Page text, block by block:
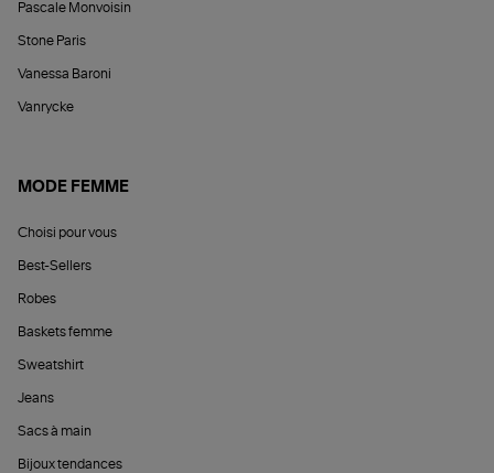
Pascale Monvoisin
Stone Paris
Vanessa Baroni
Vanrycke
MODE FEMME
Choisi pour vous
Best-Sellers
Robes
Baskets femme
Sweatshirt
Jeans
Sacs à main
Bijoux tendances